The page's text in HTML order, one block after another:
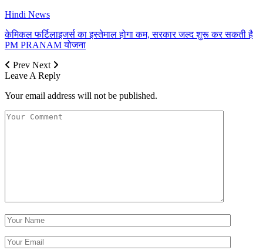
Hindi News
केमिकल फर्टिलाइजर्स का इस्तेमाल होगा कम, सरकार जल्द शुरू कर सकती है
PM PRANAM योजना
Prev Next
Leave A Reply
Your email address will not be published.